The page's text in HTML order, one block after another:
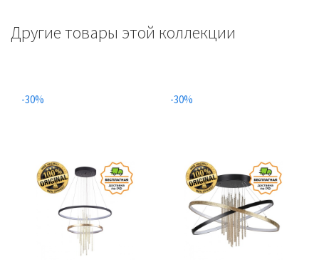
Другие товары этой коллекции
-30% -30%